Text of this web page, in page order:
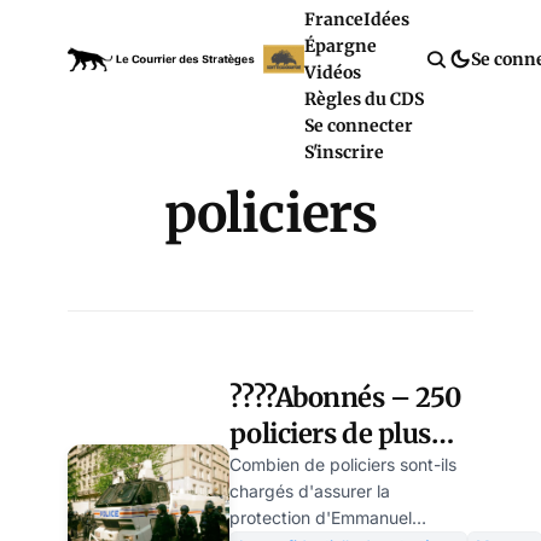
FranceIdées
Épargne
Vidéos
Règles du CDS
Se connecter
S'inscrire
Se
policiers
????Abonnés – 250
policiers de plus
pour protéger
Macron que
Combien de policiers sont-ils
chargés d'assurer la
protection d'Emmanuel